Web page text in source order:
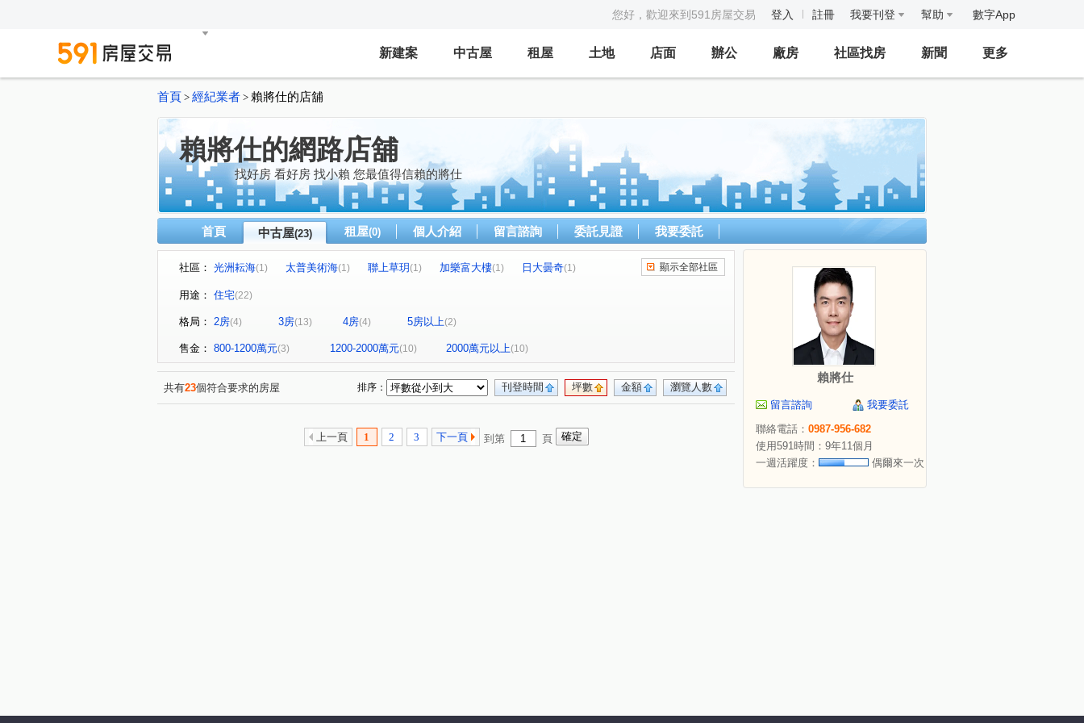
您好，歡迎來到591房屋交易 登入 註冊 我要刊登 幫助 數字App
新建案 中古屋 租屋 土地 店面 辦公 廠房 社區找房 新聞 更多
首頁 > 經紀業者 > 賴將仕的店舖
賴將仕的網路店舖
找好房 看好房 找小賴 您最值得信賴的將仕
首頁 中古屋(23) 租屋(0) 個人介紹 留言諮詢 委託見證 我要委託
社區： 光洲耘海(1) 太普美術海(1) 聯上草玥(1) 加樂富大樓(1) 日大曇奇(1)
龍騰
聯上真品大廈 (2) 美術川大樓(1) 三發景榮(1)
崇實路(1) 長春一街 旺盛街(1) 青海路 (1) 順昌街 (1)
明誠四路(1) 富民路(1) 潮州路(1) 緯六路(1) 復興三路(1) 長明街(1)
中東街(1) 京吉三路 新莊一路(1) 南屏路(1) 重化街(1) 文信路(2)
九如四路(1) 常興街(1) 自立一路(1)
顯示全部社區
用途： 住宅(22)
格局： 2房(4) 3房(13) 4房(4) 5房以上(2)
售金： 800-1200萬元(3) 1200-2000萬元(10) 2000萬元以上(10)
共有23個符合要求的房屋 瀏覽人數
金額
坪數
刊登時間
排序：
上一頁 1 2 3 下一頁 到第 頁
賴將仕
留言諮詢
我要委託
聯絡電話： 0987-956-682
使用591時間：9年11個月
一週活躍度：
偶爾來一次